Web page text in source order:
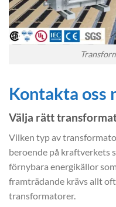
Kontakta oss
Välja rätt
Vilken typ av
beroende på kraftverkets
förnybara energikällor
framträdande krävs allt
transformatorer.